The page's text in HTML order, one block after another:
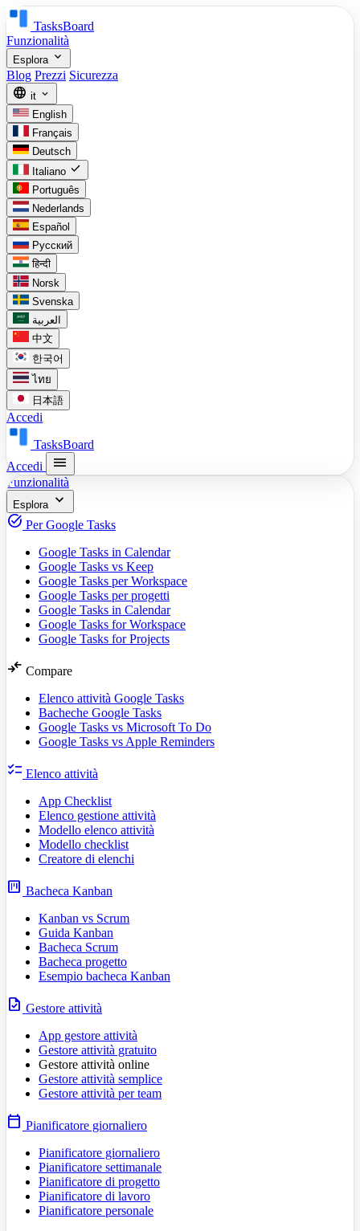
TasksBoard
Funzionalità
Esplora expand_more
Blog Prezzi Sicurezza
language it expand_more
English
Français
Deutsch
Italiano check
Português
Nederlands
Español
Русский
हिन्दी
Norsk
Svenska
العربية
中文
한국어
ไทย
日本語
Accedi
TasksBoard
Accedi
menu
Funzionalità
Esplora expand_more
task_alt Per Google Tasks
Google Tasks in Calendar
Google Tasks vs Keep
Google Tasks per Workspace
Google Tasks per progetti
Google Tasks in Calendar
Google Tasks for Workspace
Google Tasks for Projects
compare_arrows Compare
Elenco attività Google Tasks
Bacheche Google Tasks
Google Tasks vs Microsoft To Do
Google Tasks vs Apple Reminders
checklist Elenco attività
App Checklist
Elenco gestione attività
Modello elenco attività
Modello checklist
Creatore di elenchi
view_kanban Bacheca Kanban
Kanban vs Scrum
Guida Kanban
Bacheca Scrum
Bacheca progetto
Esempio bacheca Kanban
task Gestore attività
App gestore attività
Gestore attività gratuito
Gestore attività online
Gestore attività semplice
Gestore attività per team
calendar_today Pianificatore giornaliero
Pianificatore giornaliero
Pianificatore settimanale
Pianificatore di progetto
Pianificatore di lavoro
Pianificatore personale